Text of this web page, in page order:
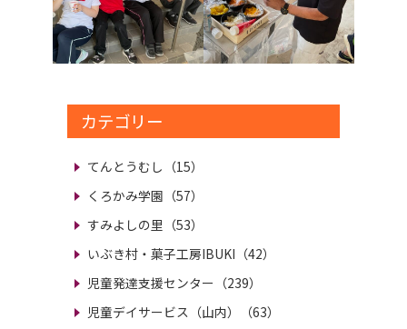
カテゴリー
てんとうむし（15）
くろかみ学園（57）
すみよしの里（53）
いぶき村・菓子工房IBUKI（42）
児童発達支援センター（239）
児童デイサービス（山内）（63）